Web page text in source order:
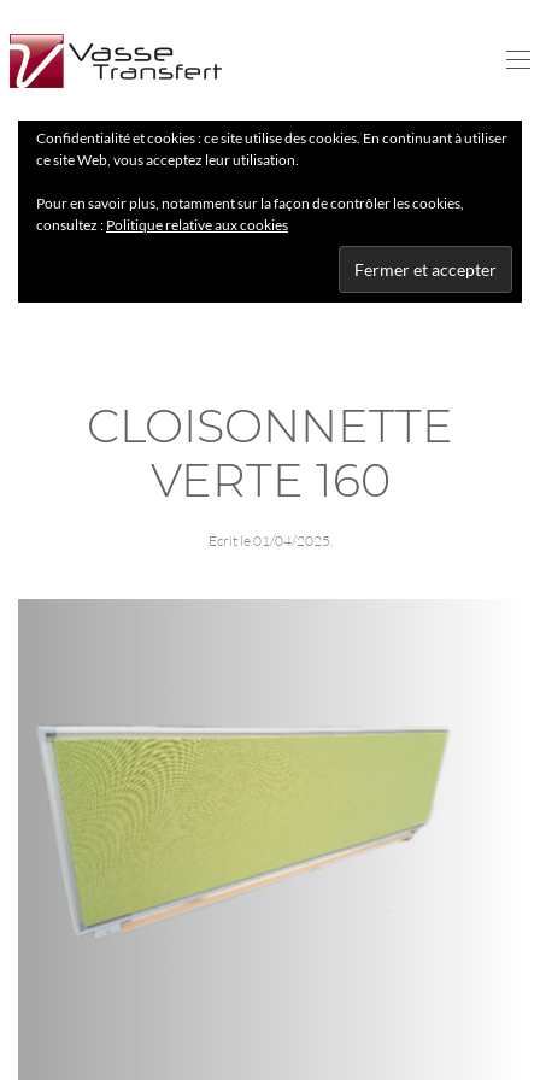
Confidentialité et cookies : ce site utilise des cookies. En continuant à utiliser
ce site Web, vous acceptez leur utilisation.
Pour en savoir plus, notamment sur la façon de contrôler les cookies,
consultez : Politique relative aux cookies
CLOISONNETTE
VERTE 160
Écrit le01/04/2025.